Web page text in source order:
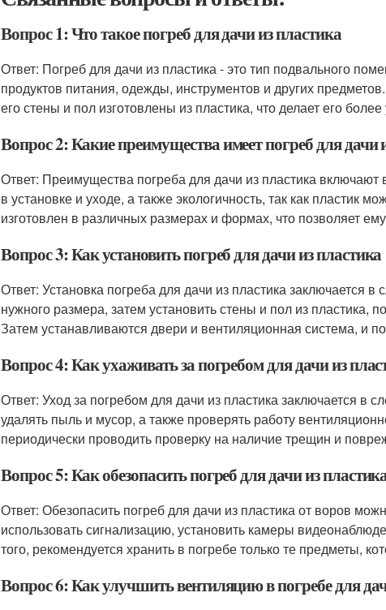
Вопрос 1: Что такое погреб для дачи из пластика
Ответ: Погреб для дачи из пластика - это тип подвального
продуктов питания, одежды, инструментов и других
его стены и пол изготовлены из пластика, что делает его
Вопрос 2: Какие преимущества имеет погреб для дачи
Ответ: Преимущества погреба для дачи из пластика включают
в установке и уходе, а также экологичность, так как пластик
изготовлен в различных размерах и формах, что позволяет
Вопрос 3: Как установить погреб для дачи из пластика
Ответ: Установка погреба для дачи из пластика
нужного размера, затем установить стены и пол из пластика,
Затем устанавливаются двери и вентиляционная система, и
Вопрос 4: Как ухаживать за погребом для дачи из
Ответ: Уход за погребом для дачи из пластика заключается в
удалять пыль и мусор, а также проверять работу
периодически проводить проверку на наличие трещин и
Вопрос 5: Как обезопасить погреб для дачи из
Ответ: Обезопасить погреб для дачи из пластика от воров
использовать сигнализацию, установить камеры
того, рекомендуется хранить в погребе только те предметы,
Вопрос 6: Как улучшить вентиляцию в погребе для